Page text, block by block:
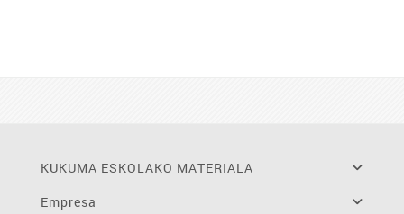
KUKUMA ESKOLAKO MATERIALA
Empresa